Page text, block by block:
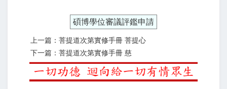
碩博學位審議評鑑申請
上一篇：菩提道次第實修手冊 菩提心
下一篇：菩提道次第實修手冊 慈